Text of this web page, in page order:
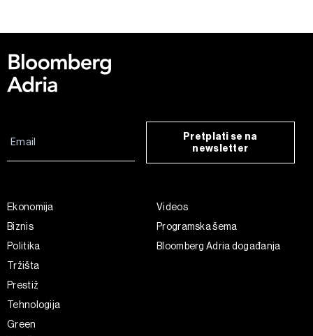
Pretplati se na
newsletter
Ekonomija
Biznis
Politika
Tržišta
Prestiž
Tehnologija
Green
Videos
Programska šema
Bloomberg Adria događanja